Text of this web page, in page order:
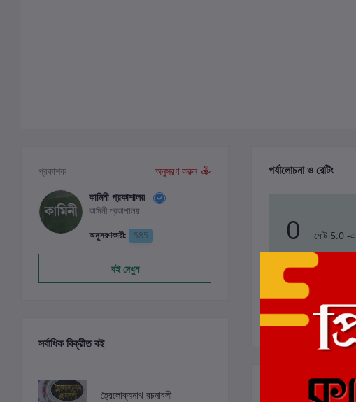
প্রকাশক
অনুসরণ করুন
কামিনী প্রকাশালয়
কামিনী প্রকাশালয়
অনুসরণকারী:
585
বই দেখুন
সর্বাধিক বিক্রীত বই
ত্রৈলোক্যনাথ রচনাবলী
পর্যালোচনা ও রেটিং
0 মোট 5.0 -এ